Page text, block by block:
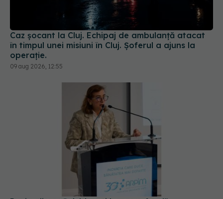
în timpul unei misiuni în Cluj. Șoferul a ajuns la
Pacienții români, blocați la „semaforul”
administrativ. Cât mai așteaptă România
tratamentele inovatoare deja aprobate în